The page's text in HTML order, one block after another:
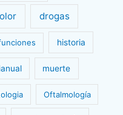
drogas
historia
muerte
Oftalmología